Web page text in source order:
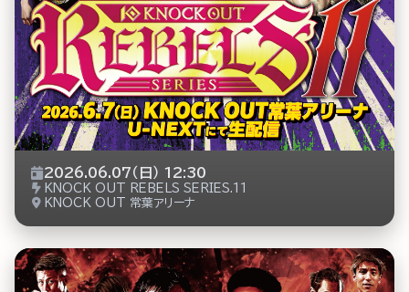
2026.06.07（日） 12:30
KNOCK OUT REBELS SERIES.11
KNOCK OUT 常葉アリーナ